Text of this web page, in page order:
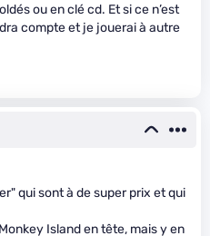
ou en clé cd. Et si ce n’est
compte et je jouerai à autre
qui sont à de super prix et qui
Island en tête, mais y en